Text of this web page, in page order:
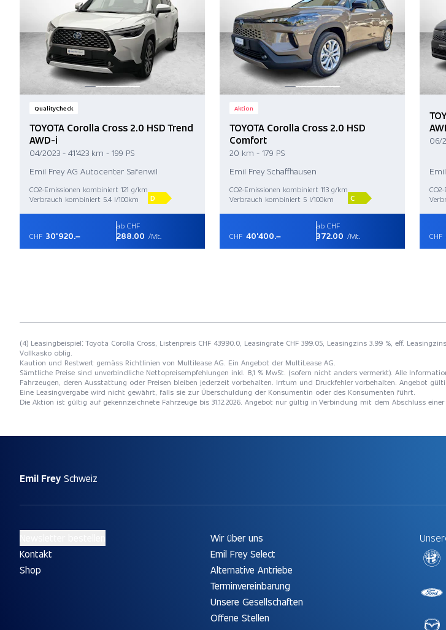
QualityCheck
TOYOTA Corolla Cross 2.0 HSD Trend
AWD-i
04/2023 - 41'423 km - 199 PS
Emil Frey AG Autocenter Safenwil
CO2-Emissionen kombiniert 121 g/km
Verbrauch kombiniert 5.4 l/100km
D
CHF 30'920.–
ab CHF
288.00 /Mt.
Aktion
TOYOTA Corolla Cross 2.0 HSD
Comfort
20 km - 179 PS
Emil Frey Schaffhausen
CO2-Emissionen kombiniert 113 g/km
Verbrauch kombiniert 5 l/100km
C
CHF 40'400.–
ab CHF
372.00 /Mt.
06/
CHF
(4) Leasingbeispiel: Toyota Corolla Cross, Listenpreis CHF 43990.0, Leasingrate CHF 399.05, Leasingzins 3.99 %, eff.
Vollkasko oblig.
Kaution und Restwert gemäss Richtlinien von Multilease AG. Ein Angebot der MultiLease AG.
Sämtliche Preise sind unverbindliche Nettopreisempfehlungen inkl. 8,1 % MwSt. (sofern nicht anders vermerkt). Alle
Fahrzeugen, deren Ausstattung oder Preisen bleiben jederzeit vorbehalten. Irrtum und Druckfehler vorbehalten. Angebot
Eine Leasingvergabe wird nicht gewährt, falls sie zur Überschuldung der Konsumentin oder des Konsumenten führt.
Die Aktion ist gültig auf gekennzeichnete Fahrzeuge bis 31.12.2026. Angebot nur gültig in Verbindung mit dem Abschluss
Emil Frey Schweiz
Kontakt
Shop
Wir über uns
Emil Frey Select
Alternative Antriebe
Terminvereinbarung
Unsere Gesellschaften
Offene Stellen